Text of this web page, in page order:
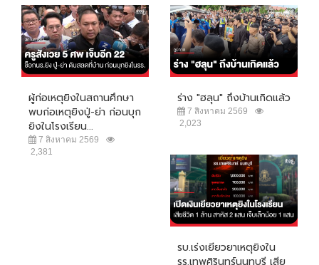
ผู้ก่อเหตุยิงในสถานศึกษา
พบก่อเหตุยิงปู่-ย่า ก่อนบุก
ยิงในโรงเรียน...
7 สิงหาคม 2569
2,381
ร่าง "ฮลุน" ถึงบ้านเกิดแล้ว
7 สิงหาคม 2569
2,023
รบ.เร่งเยียวยาเหตุยิงใน
รร.เทพศิรินทร์นนทบุรี เสีย